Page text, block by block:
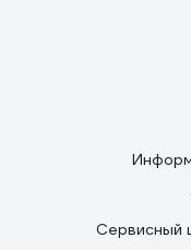
Сервисный